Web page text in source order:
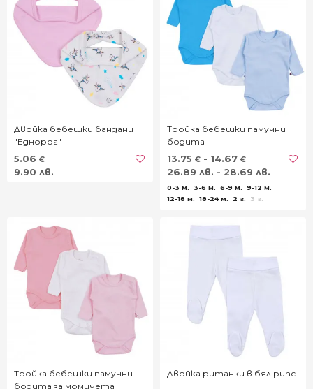
Двойка бебешки бандани
"Еднорог"
5.06 €
9.90 лв.
Тройка бебешки памучни
бодита
13.75 € - 14.67 €
26.89 лв. - 28.69 лв.
0-3 м. 3-6 м. 6-9 м.
9-12 м.
12-18 м.
18-24 м. 2 г. 3 г.
Тройка бебешки памучни
бодита за момичета
Двойка ританки в бял рипс